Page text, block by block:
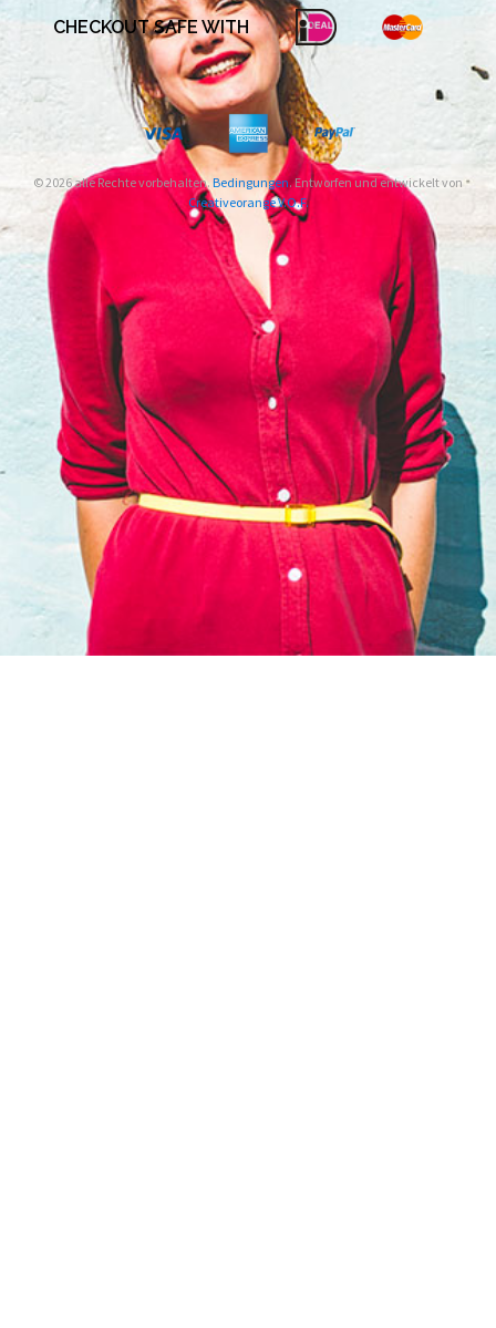
CHECKOUT SAFE WITH
© 2026 alle Rechte vorbehalten. Bedingungen. Entworfen und entwickelt von
Creativeorange V.O.F.